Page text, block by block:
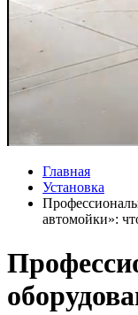
Главная
Установка
автомойки»: